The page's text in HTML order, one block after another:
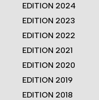
EDITION 2024
EDITION 2023
EDITION 2022
EDITION 2021
EDITION 2020
EDITION 2019
EDITION 2018